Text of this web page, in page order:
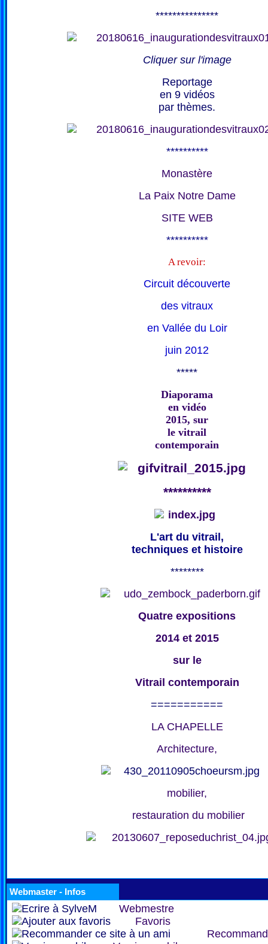
***************
Cliquer sur l'image
Reportage
en 9 vidéos
par thèmes.
**********
Monastère
La Paix Notre Dame
SITE WEB
**********
A revoir:
Circuit découverte
des vitraux
en Vallée du Loir
juin 2012
*****
Diaporama
en vidéo
2015, sur
le vitrail
contemporain
**********
L'art du vitrail,
techniques et histoire
********
Quatre expositions
2014 et 2015
sur le
Vitrail contemporain
===========
LA CHAPELLE
Architecture,
mobilier,
restauration du mobilier
Webmaster - Infos
Webmestre
Favoris